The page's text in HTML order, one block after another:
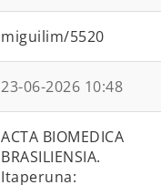
miguilim/5520
23-06-2026 10:48
ACTA BIOMEDICA
BRASILIENSIA.
Itaperuna: